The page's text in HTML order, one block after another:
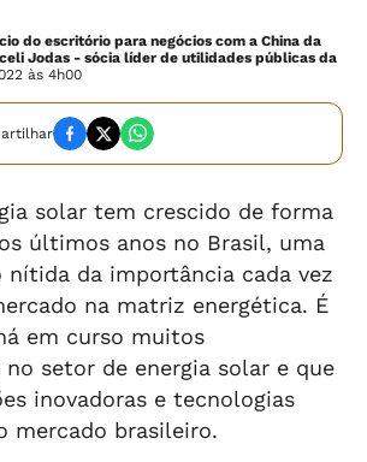
do escritório para negócios com a China da
Jodas - sócia líder de utilidades públicas da
às 4h00
solar tem crescido de forma
últimos anos no Brasil, uma
nítida da importância cada vez
na matriz energética. É
em curso muitos
setor de energia solar e que
inovadoras e tecnologias
mercado brasileiro.